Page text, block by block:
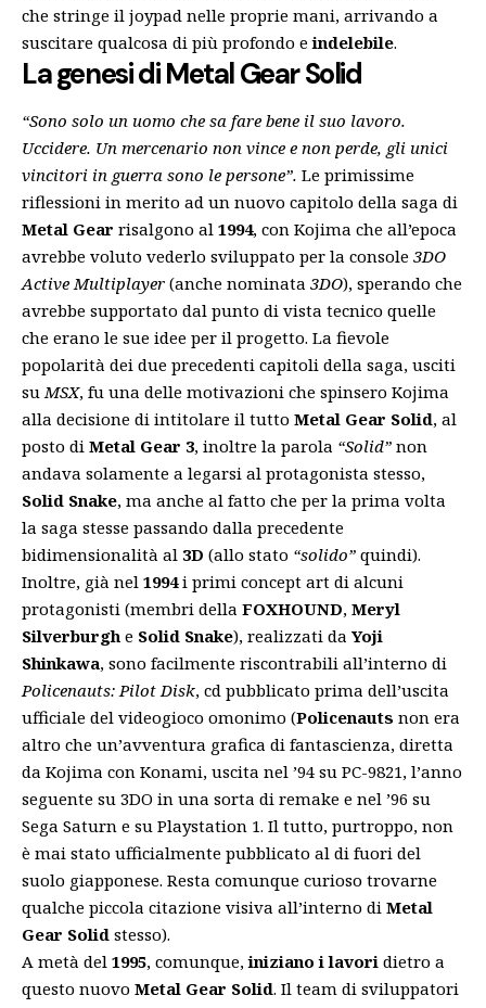
che stringe il joypad nelle proprie mani, arrivando a
suscitare qualcosa di più profondo eindelebile.
La genesi di Metal Gear Solid
“Sono solo un uomo che sa fare bene il suo lavoro.
Uccidere. Un mercenario non vince e non perde, gli unici
vincitori in guerra sono le persone”. Le primissime
riflessioni in merito ad un nuovo capitolo della saga di
Metal Gear risalgono al 1994, con Kojima che all’epoca
avrebbe voluto vederlo sviluppato per la console 3DO
Active Multiplayer (anche nominata 3DO), sperando che
avrebbe supportato dal punto di vista tecnico quelle
che erano le sue idee per il progetto. La fievole
popolarità dei due precedenti capitoli della saga, usciti
suMSX, fu una delle motivazioni che spinsero Kojima
alla decisione di intitolare il tutto Metal Gear Solid, al
posto di Metal Gear 3, inoltre la parola “Solid” non
andava solamente a legarsi al protagonista stesso,
Solid Snake, ma anche al fatto che per la prima volta
la saga stesse passando dalla precedente
bidimensionalità al 3D (allo stato “solido” quindi).
Inoltre, già nel 1994i primi concept art di alcuni
protagonisti (membri della FOXHOUND, Meryl
Silverburgh e Solid Snake), realizzati da Yoji
Shinkawa, sono facilmente riscontrabili all’interno di
Policenauts: Pilot Disk, cd pubblicato prima dell’uscita
ufficiale del videogioco omonimo (Policenauts non era
altro che un’avventura grafica di fantascienza, diretta
da Kojima con Konami, uscita nel ’94 su PC-9821, l’anno
seguente su 3DO in una sorta di remake e nel ’96 su
Sega Saturn e su Playstation 1. Il tutto, purtroppo, non
è mai stato ufficialmente pubblicato al di fuori del
suolo giapponese. Resta comunque curioso trovarne
qualche piccola citazione visiva all’interno di Metal
Gear Solid stesso).
A metà del 1995, comunque,iniziano i lavori dietro a
questo nuovo Metal Gear Solid. Il team di sviluppatori